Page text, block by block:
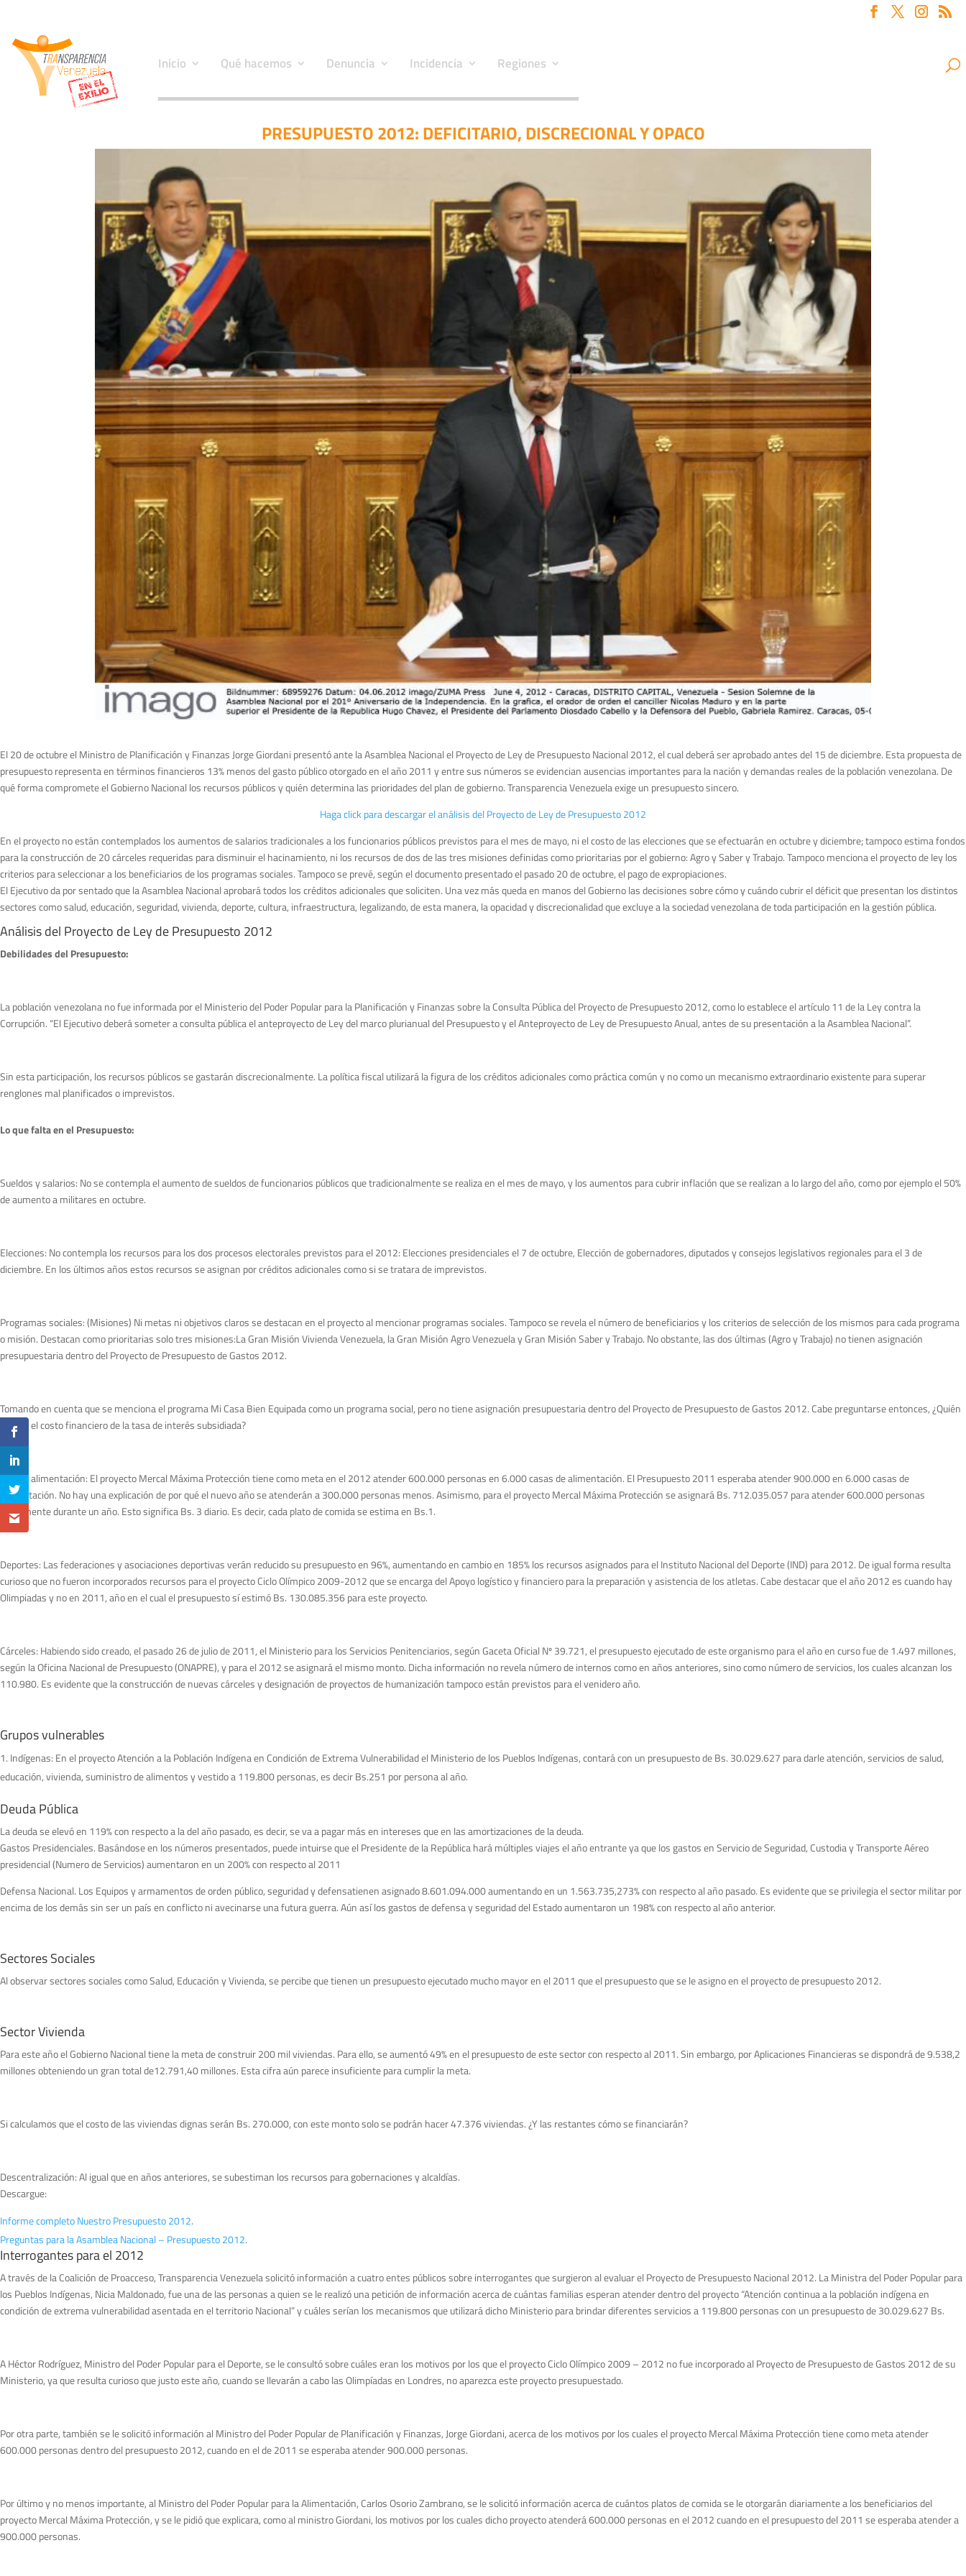
Inicio Qué hacemos Denuncia Incidencia Regiones
PRESUPUESTO 2012: DEFICITARIO, DISCRECIONAL Y OPACO
El 20 de octubre el Ministro de Planificación y Finanzas Jorge Giordani presentó ante la Asamblea Nacional el Proyecto de Ley de Presupuesto Nacional 2012, el cual deberá ser aprobado antes del 15 de diciembre. Esta propuesta de
presupuesto representa en términos financieros 13% menos del gasto público otorgado en el año 2011 y entre sus números se evidencian ausencias importantes para la nación y demandas reales de la población venezolana. De
qué forma compromete el Gobierno Nacional los recursos públicos y quién determina las prioridades del plan de gobierno. Transparencia Venezuela exige un presupuesto sincero.
Haga click para descargar el análisis del Proyecto de Ley de Presupuesto 2012
En el proyecto no están contemplados los aumentos de salarios tradicionales a los funcionarios públicos previstos para el mes de mayo, ni el costo de las elecciones que se efectuarán en octubre y diciembre; tampoco estima fondos
para la construcción de 20 cárceles requeridas para disminuir el hacinamiento, ni los recursos de dos de las tres misiones definidas como prioritarias por el gobierno: Agro y Saber y Trabajo. Tampoco menciona el proyecto de ley los
criterios para seleccionar a los beneficiarios de los programas sociales. Tampoco se prevé, según el documento presentado el pasado 20 de octubre, el pago de expropiaciones.
El Ejecutivo da por sentado que la Asamblea Nacional aprobará todos los créditos adicionales que soliciten. Una vez más queda en manos del Gobierno las decisiones sobre cómo y cuándo cubrir el déficit que presentan los distintos
sectores como salud, educación, seguridad, vivienda, deporte, cultura, infraestructura, legalizando, de esta manera, la opacidad y discrecionalidad que excluye a la sociedad venezolana de toda participación en la gestión pública.
Análisis del Proyecto de Ley de Presupuesto 2012
Debilidades del Presupuesto:
La población venezolana no fue informada por el Ministerio del Poder Popular para la Planificación y Finanzas sobre la Consulta Pública del Proyecto de Presupuesto 2012, como lo establece el artículo 11 de la Ley contra la
Corrupción. “El Ejecutivo deberá someter a consulta pública el anteproyecto de Ley del marco plurianual del Presupuesto y el Anteproyecto de Ley de Presupuesto Anual, antes de su presentación a la Asamblea Nacional”.
Sin esta participación, los recursos públicos se gastarán discrecionalmente. La política fiscal utilizará la figura de los créditos adicionales como práctica común y no como un mecanismo extraordinario existente para superar
renglones mal planificados o imprevistos.
Lo que falta en el Presupuesto:
Sueldos y salarios: No se contempla el aumento de sueldos de funcionarios públicos que tradicionalmente se realiza en el mes de mayo, y los aumentos para cubrir inflación que se realizan a lo largo del año, como por ejemplo el 50%
de aumento a militares en octubre.
Elecciones: No contempla los recursos para los dos procesos electorales previstos para el 2012: Elecciones presidenciales el 7 de octubre, Elección de gobernadores, diputados y consejos legislativos regionales para el 3 de
diciembre. En los últimos años estos recursos se asignan por créditos adicionales como si se tratara de imprevistos.
Programas sociales: (Misiones) Ni metas ni objetivos claros se destacan en el proyecto al mencionar programas sociales. Tampoco se revela el número de beneficiarios y los criterios de selección de los mismos para cada programa
o misión. Destacan como prioritarias solo tres misiones:La Gran Misión Vivienda Venezuela, la Gran Misión Agro Venezuela y Gran Misión Saber y Trabajo. No obstante, las dos últimas (Agro y Trabajo) no tienen asignación
presupuestaria dentro del Proyecto de Presupuesto de Gastos 2012.
Tomando en cuenta que se menciona el programa Mi Casa Bien Equipada como un programa social, pero no tiene asignación presupuestaria dentro del Proyecto de Presupuesto de Gastos 2012. Cabe preguntarse entonces, ¿Quién
cubrirá el costo financiero de la tasa de interés subsidiada?
Misión alimentación: El proyecto Mercal Máxima Protección tiene como meta en el 2012 atender 600.000 personas en 6.000 casas de alimentación. El Presupuesto 2011 esperaba atender 900.000 en 6.000 casas de
alimentación. No hay una explicación de por qué el nuevo año se atenderán a 300.000 personas menos. Asimismo, para el proyecto Mercal Máxima Protección se asignará Bs. 712.035.057 para atender 600.000 personas
diariamente durante un año. Esto significa Bs. 3 diario. Es decir, cada plato de comida se estima en Bs.1.
Deportes: Las federaciones y asociaciones deportivas verán reducido su presupuesto en 96%, aumentando en cambio en 185% los recursos asignados para el Instituto Nacional del Deporte (IND) para 2012. De igual forma resulta
curioso que no fueron incorporados recursos para el proyecto Ciclo Olímpico 2009-2012 que se encarga del Apoyo logístico y financiero para la preparación y asistencia de los atletas. Cabe destacar que el año 2012 es cuando hay
Olimpiadas y no en 2011, año en el cual el presupuesto sí estimó Bs. 130.085.356 para este proyecto.
Cárceles: Habiendo sido creado, el pasado 26 de julio de 2011, el Ministerio para los Servicios Penitenciarios, según Gaceta Oficial Nº 39.721, el presupuesto ejecutado de este organismo para el año en curso fue de 1.497 millones,
según la Oficina Nacional de Presupuesto (ONAPRE), y para el 2012 se asignará el mismo monto. Dicha información no revela número de internos como en años anteriores, sino como número de servicios, los cuales alcanzan los
110.980. Es evidente que la construcción de nuevas cárceles y designación de proyectos de humanización tampoco están previstos para el venidero año.
Grupos vulnerables
Indígenas: En el proyecto Atención a la Población Indígena en Condición de Extrema Vulnerabilidad el Ministerio de los Pueblos Indígenas, contará con un presupuesto de Bs. 30.029.627 para darle atención, servicios de salud,
educación, vivienda, suministro de alimentos y vestido a 119.800 personas, es decir Bs.251 por persona al año.
Deuda Pública
La deuda se elevó en 119% con respecto a la del año pasado, es decir, se va a pagar más en intereses que en las amortizaciones de la deuda.
Gastos Presidenciales. Basándose en los números presentados, puede intuirse que el Presidente de la República hará múltiples viajes el año entrante ya que los gastos en Servicio de Seguridad, Custodia y Transporte Aéreo
presidencial (Numero de Servicios) aumentaron en un 200% con respecto al 2011
Defensa Nacional. Los Equipos y armamentos de orden público, seguridad y defensatienen asignado 8.601.094.000 aumentando en un 1.563.735,273% con respecto al año pasado. Es evidente que se privilegia el sector militar por
encima de los demás sin ser un país en conflicto ni avecinarse una futura guerra. Aún así los gastos de defensa y seguridad del Estado aumentaron un 198% con respecto al año anterior.
Sectores Sociales
Al observar sectores sociales como Salud, Educación y Vivienda, se percibe que tienen un presupuesto ejecutado mucho mayor en el 2011 que el presupuesto que se le asigno en el proyecto de presupuesto 2012.
Sector Vivienda
Para este año el Gobierno Nacional tiene la meta de construir 200 mil viviendas. Para ello, se aumentó 49% en el presupuesto de este sector con respecto al 2011. Sin embargo, por Aplicaciones Financieras se dispondrá de 9.538,2
millones obteniendo un gran total de12.791,40 millones. Esta cifra aún parece insuficiente para cumplir la meta.
Si calculamos que el costo de las viviendas dignas serán Bs. 270.000, con este monto solo se podrán hacer 47.376 viviendas. ¿Y las restantes cómo se financiarán?
Descentralización: Al igual que en años anteriores, se subestiman los recursos para gobernaciones y alcaldías.
Descargue:
Informe completo Nuestro Presupuesto 2012.
Preguntas para la Asamblea Nacional – Presupuesto 2012.
Interrogantes para el 2012
A través de la Coalición de Proacceso, Transparencia Venezuela solicitó información a cuatro entes públicos sobre interrogantes que surgieron al evaluar el Proyecto de Presupuesto Nacional 2012. La Ministra del Poder Popular para
los Pueblos Indígenas, Nicia Maldonado, fue una de las personas a quien se le realizó una petición de información acerca de cuántas familias esperan atender dentro del proyecto “Atención continua a la población indígena en
condición de extrema vulnerabilidad asentada en el territorio Nacional” y cuáles serían los mecanismos que utilizará dicho Ministerio para brindar diferentes servicios a 119.800 personas con un presupuesto de 30.029.627 Bs.
A Héctor Rodríguez, Ministro del Poder Popular para el Deporte, se le consultó sobre cuáles eran los motivos por los que el proyecto Ciclo Olímpico 2009 – 2012 no fue incorporado al Proyecto de Presupuesto de Gastos 2012 de su
Ministerio, ya que resulta curioso que justo este año, cuando se llevarán a cabo las Olimpíadas en Londres, no aparezca este proyecto presupuestado.
Por otra parte, también se le solicitó información al Ministro del Poder Popular de Planificación y Finanzas, Jorge Giordani, acerca de los motivos por los cuales el proyecto Mercal Máxima Protección tiene como meta atender
600.000 personas dentro del presupuesto 2012, cuando en el de 2011 se esperaba atender 900.000 personas.
Por último y no menos importante, al Ministro del Poder Popular para la Alimentación, Carlos Osorio Zambrano, se le solicitó información acerca de cuántos platos de comida se le otorgarán diariamente a los beneficiarios del
proyecto Mercal Máxima Protección, y se le pidió que explicara, como al ministro Giordani, los motivos por los cuales dicho proyecto atenderá 600.000 personas en el 2012 cuando en el presupuesto del 2011 se esperaba atender a
900.000 personas.